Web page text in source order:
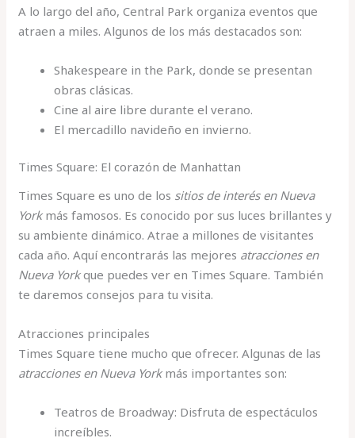
A lo largo del año, Central Park organiza eventos que
atraen a miles. Algunos de los más destacados son:
Shakespeare in the Park, donde se presentan
obras clásicas.
Cine al aire libre durante el verano.
El mercadillo navideño en invierno.
Times Square: El corazón de Manhattan
Times Square es uno de los sitios de interés en Nueva
Yorkmás famosos. Es conocido por sus luces brillantes y
su ambiente dinámico. Atrae a millones de visitantes
cada año. Aquí encontrarás las mejores atracciones en
Nueva Yorkque puedes ver en Times Square. También
te daremos consejos para tu visita.
Atracciones principales
Times Square tiene mucho que ofrecer. Algunas de las
atracciones en Nueva Yorkmás importantes son:
Teatros de Broadway: Disfruta de espectáculos
increíbles.